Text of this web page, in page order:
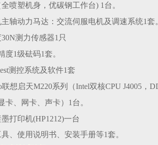
喷塑机身，优碳钢工作台) 1台。
轴动力马达：交流伺服电机及调速系统1套
测力传感器1只
度1级砝码1套。
测控系统及软件1套
联想启天M220系列（Intel双核CPU J4005，
卡、网卡、声卡）1台 。
打印机(HP1212)一台
、使用说明书、安装手册等1套。